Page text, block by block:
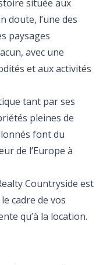
située aux
doute, l’une des
paysages
avec une
et aux activités
tant par ses
pleines de
font du
de l’Europe à
Countryside est
cadre de vos
qu’à la location.